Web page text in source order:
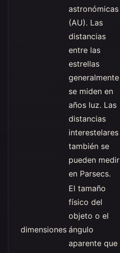
astronómicas
(AU). Las
distancias
entre las
estrellas
generalmente
se miden en
años luz. Las
distancias
interestelares
también se
pueden medir
en Parsecs.
dimensiones
El tamaño
físico del
objeto o el
ángulo
aparente que